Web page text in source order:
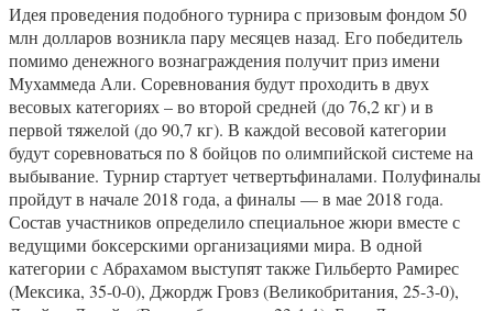
Идея проведения подобного турнира с призовым фондом 50
млн долларов возникла пару месяцев назад. Его победитель
помимо денежного вознаграждения получит приз имени
Мухаммеда Али. Соревнования будут проходить в двух
весовых категориях – во второй средней (до 76,2 кг) и в
первой тяжелой (до 90,7 кг). В каждой весовой категории
будут соревноваться по 8 бойцов по олимпийской системе на
выбывание. Турнир стартует четвертьфиналами. Полуфиналы
пройдут в начале 2018 года, а финалы — в мае 2018 года.
Состав участников определило специальное жюри вместе с
ведущими боксерскими организациями мира. В одной
категории с Абрахамом выступят также Гильберто Рамирес
(Мексика, 35-0-0), Джордж Гровз (Великобритания, 25-3-0),